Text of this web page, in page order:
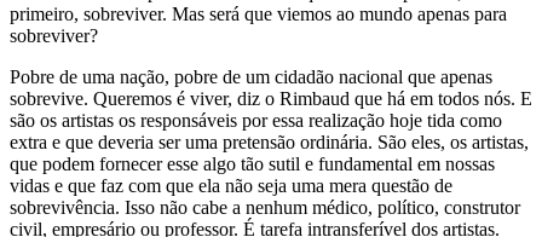
primeiro, sobreviver. Mas será que viemos ao mundo apenas para
sobreviver?
Pobre de uma nação, pobre de um cidadão nacional que apenas
sobrevive. Queremos é viver, diz o Rimbaud que há em todos nós. E
são os artistas os responsáveis por essa realização hoje tida como
extra e que deveria ser uma pretensão ordinária. São eles, os artistas,
que podem fornecer esse algo tão sutil e fundamental em nossas
vidas e que faz com que ela não seja uma mera questão de
sobrevivência. Isso não cabe a nenhum médico, político, construtor
civil, empresário ou professor. É tarefa intransferível dos artistas.